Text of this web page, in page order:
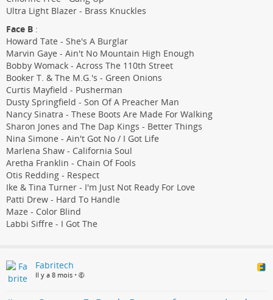
Ultra Light Blazer - Brass Knuckles
Face B :
Howard Tate - She's A Burglar
Marvin Gaye - Ain't No Mountain High Enough
Bobby Womack - Across The 110th Street
Booker T. & The M.G.'s - Green Onions
Curtis Mayfield - Pusherman
Dusty Springfield - Son Of A Preacher Man
Nancy Sinatra - These Boots Are Made For Walking
Sharon Jones and The Dap Kings - Better Things
Nina Simone - Ain't Got No / I Got Life
Marlena Shaw - California Soul
Aretha Franklin - Chain Of Fools
Otis Redding - Respect
Ike & Tina Turner - I'm Just Not Ready For Love
Patti Drew - Hard To Handle
Maze - Color Blind
Labbi Siffre - I Got The
Fabritech
Il y a 8 mois •